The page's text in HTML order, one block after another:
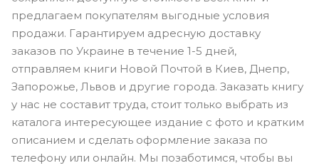
предлагаем покупателям выгодные условия
продажи. Гарантируем адресную доставку
заказов по Украине в течение 1-5 дней,
отправляем книги Новой Почтой в Киев, Днепр,
Запорожье, Львов и другие города. Заказать книгу
у нас не составит труда, стоит только выбрать из
каталога интересующее издание с фото и кратким
описанием и сделать оформление заказа по
телефону или онлайн. Мы позаботимся, чтобы вы